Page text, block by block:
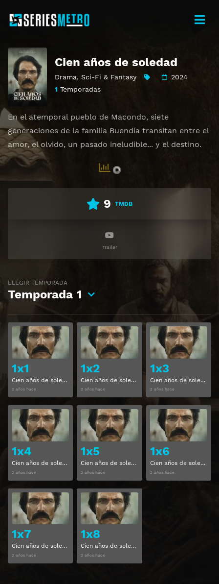
Cien años de soledad
Drama, Sci-Fi & Fantasy
2024
1 Temporadas
En el atemporal pueblo de Macondo, siete
generaciones de la familia Buendía transitan entre el
amor, el olvido, un pasado ineludible... y el destino.
9 TMDB
Trailer
ELEGIR TEMPORADA
Temporada 1
1x1
Cien años de soledad Temporada 1 Capitulo 1
2 años hace
Ver
1x2
Cien años de soledad Temporada 1 Capitulo 2
2 años hace
Ver
1x3
Cien años de soledad Temporada 1 Capitulo 3
2 años hace
1x4
Cien años de soledad Temporada 1 Capitulo 4
2 años hace
Ver
1x5
Cien años de soledad Temporada 1 Capitulo 5
2 años hace
Ver
1x6
Cien años de soledad Temporada 1 Capitulo 6
2 años hace
1x7
Cien años de soledad Temporada 1 Capitulo 7
2 años hace
Ver
1x8
Cien años de soledad Temporada 1 Capitulo 8
2 años hace